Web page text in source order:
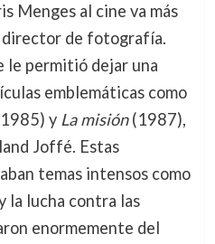
Menges al cine va más
director de fotografía.
le permitió dejar una
emblemáticas como
y La misión(1987),
Joffé. Estas
temas intensos como
la lucha contra las
enormemente del